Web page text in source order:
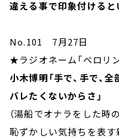
違える事で印象付けると
No.101 7月27日
★ラジオネーム「ベロリ
小木博明「手で、手で、
バレたくないからさ」
（湯船でオナラをした時
恥ずかしい気持ちを表す